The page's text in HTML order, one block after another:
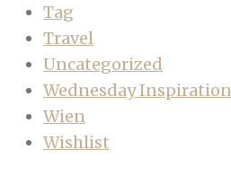
Tag
Travel
Uncategorized
Wednesday Inspiration
Wien
Wishlist